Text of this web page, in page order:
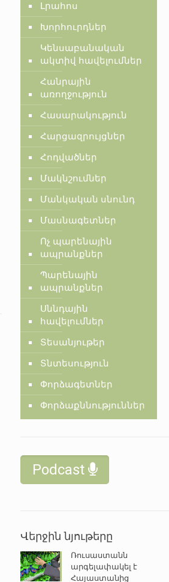
Լրահոս
Խորհուրդներ
Կենսաբանական
ակտիվ հավելումներ
Հանրային
առողջություն
Հասարակություն
Հարցազրույցներ
Հոդվածներ
Մակնշումներ
Մանկական սնունդ
Մասնագետներ
Ոչ պարենային
ապրանքներ
Պարենային
ապրանքներ
Սննդային
հավելումներ
Տեսանյութեր
Տնտեսություն
Փորձագետներ
Փորձաքննություններ
Podcast
Վերջին նյութերը
Ռուսաստանն
արգելափակել է
Հայաստանից